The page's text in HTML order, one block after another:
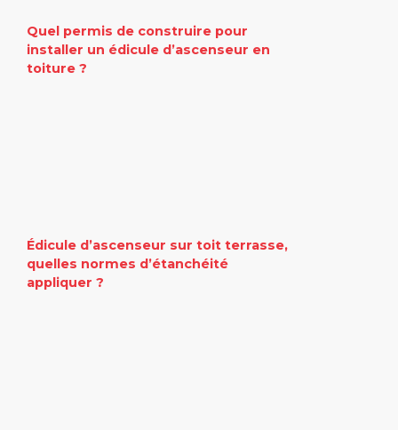
Quel permis de construire pour
installer un édicule d’ascenseur en
toiture ?
Édicule d’ascenseur sur toit terrasse,
quelles normes d’étanchéité
appliquer ?